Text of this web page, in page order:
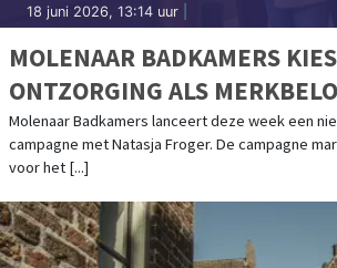
18 juni 2026, 13:14 uur
MOLENAAR BADKAMERS
ONTZORGING ALS
NIEUWE CAMPAGNE MET
FROGER
Molenaar Badkamers lanceert deze week een
campagne met Natasja Froger. De campagne
voor het [...]